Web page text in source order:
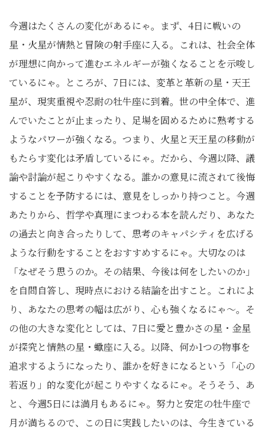
今週はたくさんの変化があるにゃ。まず、4日に戦いの
星・火星が情熱と冒険の射手座に入る。これは、社会全体
が理想に向かって進むエネルギーが強くなることを示唆し
ているにゃ。ところが、7日には、変革と革新の星・天王
星が、現実重視や忍耐の牡牛座に到着。世の中全体で、進
んでいたことが止まったり、足場を固めるために熟考する
ようなパワーが強くなる。つまり、火星と天王星の移動が
もたらす変化は矛盾しているにゃ。だから、今週以降、議
論や討論が起こりやすくなる。誰かの意見に流されて後悔
することを予防するには、意見をしっかり持つこと。今週
あたりから、哲学や真理にまつわる本を読んだり、あなた
の過去と向き合ったりして、思考のキャパシティを広げる
ような行動をすることをおすすめするにゃ。大切なのは
「なぜそう思うのか。その結果、今後は何をしたいのか」
を自問自答し、現時点における結論を出すこと。これによ
り、あなたの思考の幅は広がり、心も強くなるにゃ〜。そ
の他の大きな変化としては、7日に愛と豊かさの星・金星
が探究と情熱の星・蠍座に入る。以降、何か1つの物事を
追求するようになったり、誰かを好きになるという「心の
若返り」的な変化が起こりやすくなるにゃ。そうそう、あ
と、今週5日には満月もあるにゃ。努力と安定の牡牛座で
月が満ちるので、この日に実践したいのは、今生きている